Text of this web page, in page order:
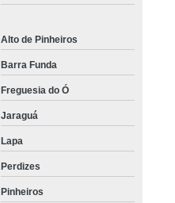
Alto de Pinheiros
Barra Funda
Freguesia do Ó
Jaraguá
Lapa
Perdizes
Pinheiros